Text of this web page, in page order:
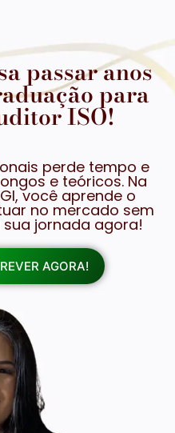
passar anos
para
ISO!
perde tempo e
e teóricos. Na
você aprende o
no mercado sem
jornada agora!
AGORA!